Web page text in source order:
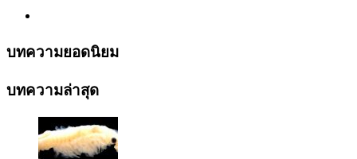
บทความยอดนิยม
บทความล่าสุด